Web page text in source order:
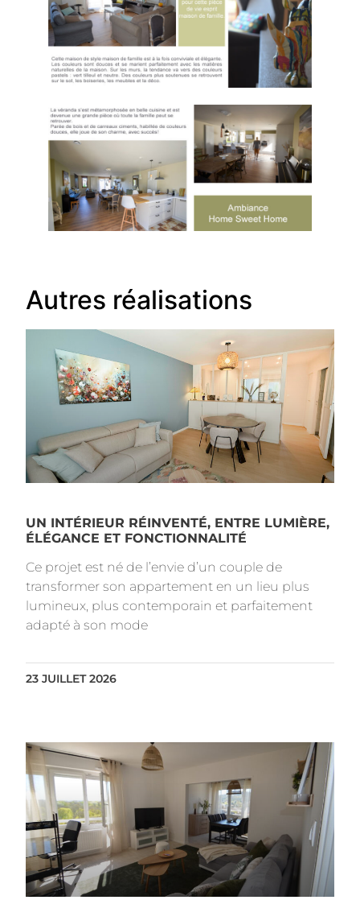
Autres réalisations
UN INTÉRIEUR RÉINVENTÉ, ENTRE LUMIÈRE,
ÉLÉGANCE ET FONCTIONNALITÉ
Ce projet est né de l’envie d’un couple de
transformer son appartement en un lieu plus
lumineux, plus contemporain et parfaitement
adapté à son mode
23 JUILLET 2026